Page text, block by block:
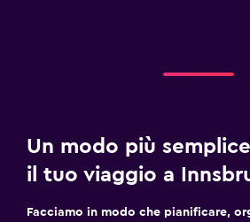
Un modo più
il tuo viaggio a
Facciamo in modo che pianificare,